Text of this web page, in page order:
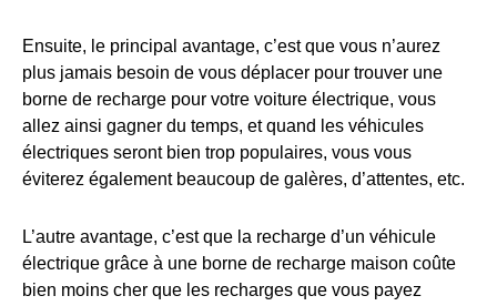
Ensuite, le principal avantage, c’est que vous n’aurez
plus jamais besoin de vous déplacer pour trouver une
borne de recharge pour votre voiture électrique, vous
allez ainsi gagner du temps, et quand les véhicules
électriques seront bien trop populaires, vous vous
éviterez également beaucoup de galères, d’attentes, etc.
L’autre avantage, c’est que la recharge d’un véhicule
électrique grâce à une borne de recharge maison coûte
bien moins cher que les recharges que vous payez